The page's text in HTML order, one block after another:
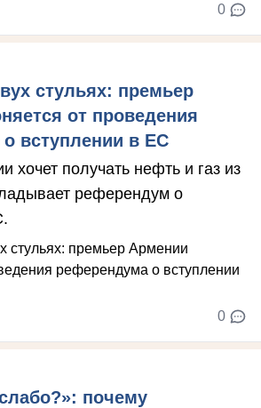
0
стульях: премьер
от проведения
вступлении в ЕС
хочет получать нефть и газ из
референдум о
0
почему